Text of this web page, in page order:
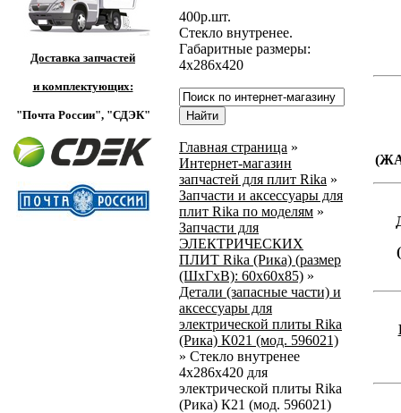
Доставка запчастей
и комплектующих:
"Почта России", "СДЭК"
400р.шт.
Стекло внутренее.
Габаритные размеры:
4х286х420
Главная страница »
Интернет-магазин
запчастей для плит Rika »
Запчасти и аксессуары для
плит Rika по моделям »
Запчасти для
ЭЛЕКТРИЧЕСКИХ
ПЛИТ Rika (Рика) (размер
(ШхГхВ): 60х60х85) »
Детали (запасные части) и
аксессуары для
электрической плиты Rika
(Рика) К021 (мод. 596021)
» Стекло внутренее
4х286х420 для
электрической плиты Rika
(Рика) К21 (мод. 596021)